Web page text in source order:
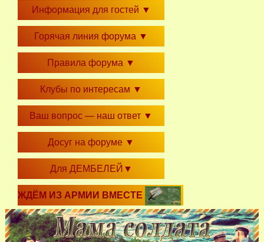
Информация для гостей ▼
Горячая линия форума ▼
Правила форума ▼
Клубы по интересам ▼
Ваш вопрос — наш ответ ▼
Досуг на форуме ▼
Для ДЕМБЕЛЕЙ ▼
ЖДЁМ ИЗ АРМИИ ВМЕСТЕ